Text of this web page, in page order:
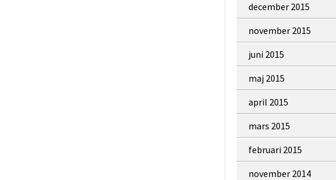
december 2015
november 2015
juni 2015
maj 2015
april 2015
mars 2015
februari 2015
november 2014